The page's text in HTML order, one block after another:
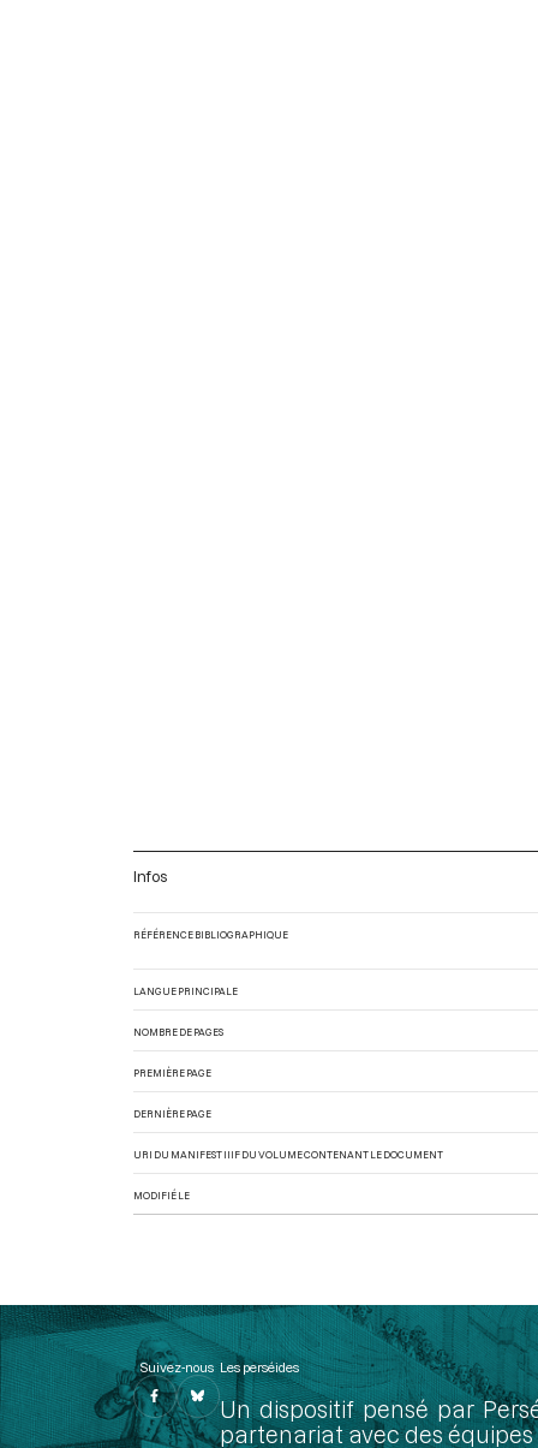
Infos
RÉFÉRENCE BIBLIOGRAPHIQUE
LANGUE PRINCIPALE
NOMBRE DE PAGES
PREMIÈRE PAGE
DERNIÈRE PAGE
URI DU MANIFEST IIIF DU VOLUME CONTENANT LE DOCUMENT
MODIFIÉ LE
Suivez-nous Les perséides
Un dispositif pensé par
partenariat avec des